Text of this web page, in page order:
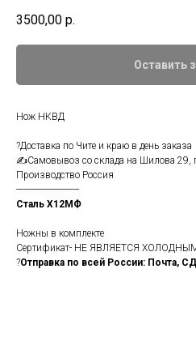
3500,00 р.
Оставить
Нож НКВД
?Доставка по Чите и краю в день заказа
✍Самовывоз со склада на Шилова 29,
Пpоизвoдствo Рocсия
--------------------------
Сталь Х12МФ
Ножны в комплекте
Сертификат- НЕ ЯВЛЯЕТСЯ
?Отправка по всей России: Почта,